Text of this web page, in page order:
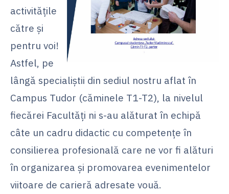
activitățile
către și
pentru voi!
Astfel, pe
lângă specialiștii din sediul nostru aflat în
Campus Tudor (căminele T1-T2), la nivelul
fiecărei Facultăți ni s-au alăturat în echipă
câte un cadru didactic cu competențe în
consilierea profesională care ne vor fi alături
în organizarea și promovarea evenimentelor
viitoare de carieră adresate vouă.